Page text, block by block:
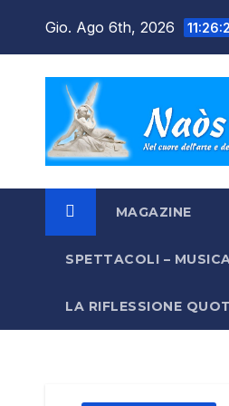
Gio. Ago 6th, 2026
MAGAZINE
SPETTACOLI –
LA RIFLESSIONE